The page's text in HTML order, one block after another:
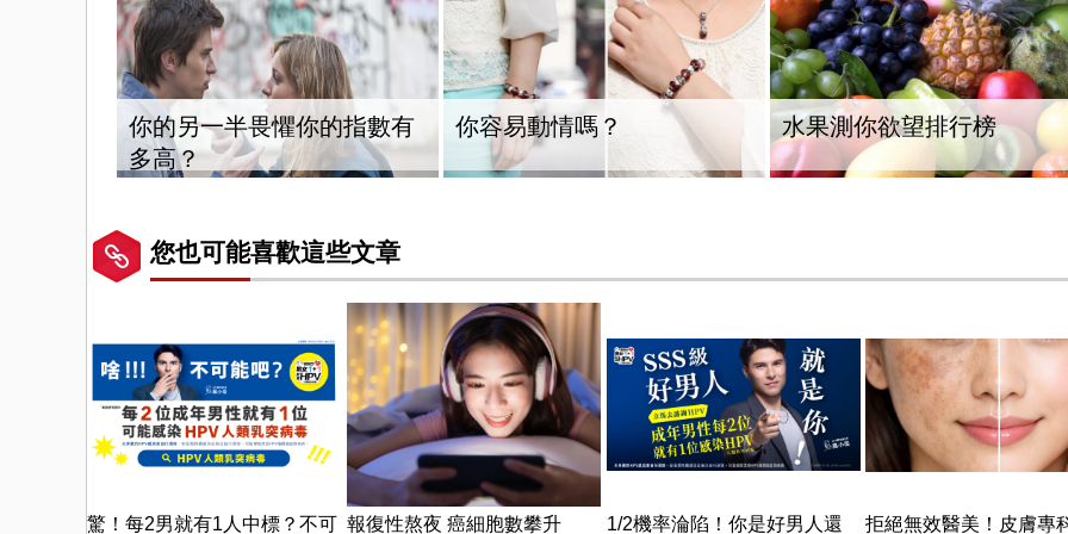
你的另一半畏懼你的指數有
多高？
你容易動情嗎？ 水果測你欲望排行榜
您也可能喜歡這些文章
驚！每2男就有1人中標？不可 報復性熬夜 癌細胞數攀升 1/2機率淪陷！你是好男人還 拒絕無效醫美！皮膚專